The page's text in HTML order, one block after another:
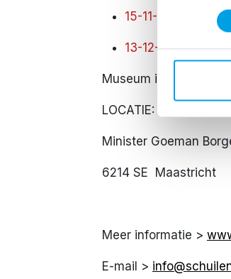
consentement
15-11-26:14.00 -
13-12-26:14.00 -
Museum informatie
LOCATIE:
Minister Goeman
6214 SE Maastricht
Meer informatie >
E-mail >